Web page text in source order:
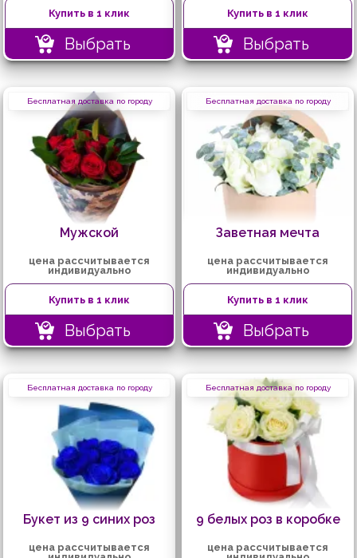
Купить в 1 клик
Выбрать
Купить в 1 клик
Выбрать
Бесплатная доставка по городу
Мужской
цена рассчитывается
индивидуально
Купить в 1 клик
Выбрать
Бесплатная доставка по городу
Заветная мечта
цена рассчитывается
индивидуально
Купить в 1 клик
Выбрать
Бесплатная доставка по городу
Букет из 9 синих роз
цена рассчитывается
Бесплатная доставка по городу
9 белых роз в коробке
цена рассчитывается